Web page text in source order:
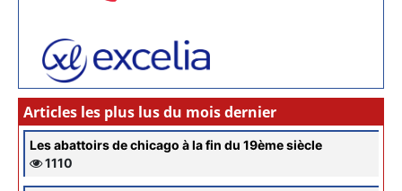
Articles les plus lus du mois dernier
Les abattoirs de chicago à la fin du 19ème siècle
1110